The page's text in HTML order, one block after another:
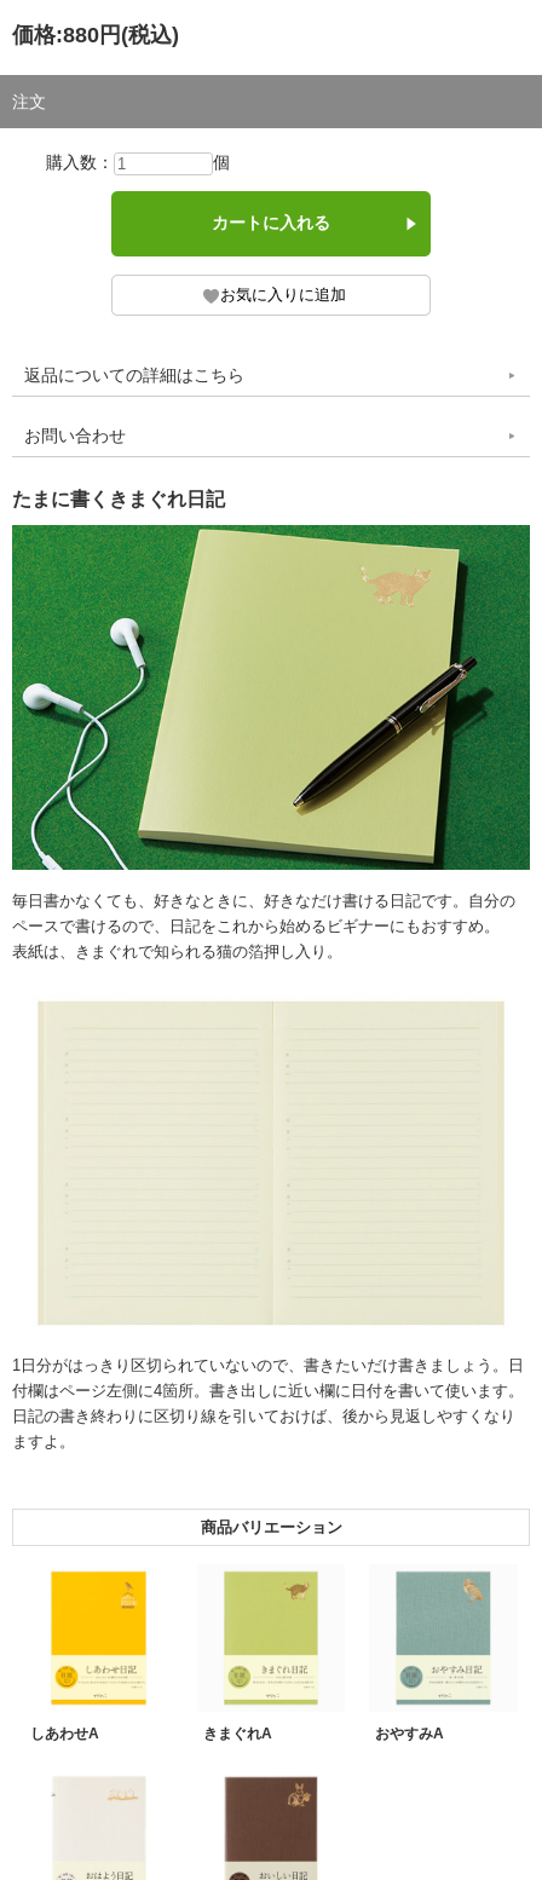
価格:880円 (税込)
注文
購入数： 個
返品についての詳細はこちら
お問い合わせ
たまに書くきまぐれ日記
毎日書かなくても、好きなときに、好きなだけ書ける日記です。自分の
ペースで書けるので、日記をこれから始めるビギナーにもおすすめ。
表紙は、きまぐれで知られる猫の箔押し入り。
1日分がはっきり区切られていないので、書きたいだけ書きましょう。日
付欄はページ左側に4箇所。書き出しに近い欄に日付を書いて使います。
日記の書き終わりに区切り線を引いておけば、後から見返しやすくなり
ますよ。
商品バリエーション
しあわせA きまぐれA おやすみA